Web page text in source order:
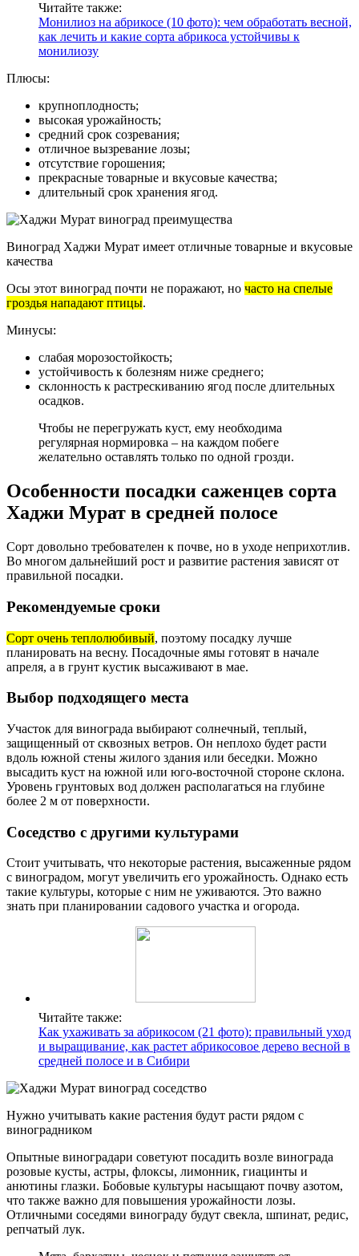
Читайте также:
Монилиоз на абрикосе (10 фото): чем обработать весной,
как лечить и какие сорта абрикоса устойчивы к
монилиозу
Плюсы:
крупноплодность;
высокая урожайность;
средний срок созревания;
отличное вызревание лозы;
отсутствие горошения;
прекрасные товарные и вкусовые качества;
длительный срок хранения ягод.
Виноград Хаджи Мурат имеет отличные товарные и вкусовые
качества
Осы этот виноград почти не поражают, но часто на спелые
гроздья нападают птицы.
Минусы:
слабая морозостойкость;
устойчивость к болезням ниже среднего;
склонность к растрескиванию ягод после длительных
осадков.
Чтобы не перегружать куст, ему необходима
регулярная нормировка – на каждом побеге
желательно оставлять только по одной грозди.
Особенности посадки саженцев сорта
Хаджи Мурат в средней полосе
Сорт довольно требователен к почве, но в уходе неприхотлив.
Во многом дальнейший рост и развитие растения зависят от
правильной посадки.
Рекомендуемые сроки
Сорт очень теплолюбивый, поэтому посадку лучше
планировать на весну. Посадочные ямы готовят в начале
апреля, а в грунт кустик высаживают в мае.
Выбор подходящего места
Участок для винограда выбирают солнечный, теплый,
защищенный от сквозных ветров. Он неплохо будет расти
вдоль южной стены жилого здания или беседки. Можно
высадить куст на южной или юго-восточной стороне склона.
Уровень грунтовых вод должен располагаться на глубине
более 2 м от поверхности.
Соседство с другими культурами
Стоит учитывать, что некоторые растения, высаженные рядом
с виноградом, могут увеличить его урожайность. Однако есть
такие культуры, которые с ним не уживаются. Это важно
знать при планировании садового участка и огорода.
Читайте также:
Как ухаживать за абрикосом (21 фото): правильный уход
и выращивание, как растет абрикосовое дерево весной в
средней полосе и в Сибири
Нужно учитывать какие растения будут расти рядом с
виноградником
Опытные виноградари советуют посадить возле винограда
розовые кусты, астры, флоксы, лимонник, гиацинты и
анютины глазки. Бобовые культуры насыщают почву азотом,
что также важно для повышения урожайности лозы.
Отличными соседями винограду будут свекла, шпинат, редис,
репчатый лук.